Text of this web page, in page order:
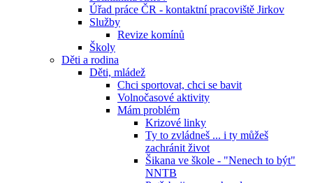
Úřad práce ČR - kontaktní pracoviště Jirkov
Služby
Revize komínů
Školy
Děti a rodina
Děti, mládež
Chci sportovat, chci se bavit
Volnočasové aktivity
Mám problém
Krizové linky
Ty to zvládneš ... i ty můžeš
zachránit život
Šikana ve škole - "Nenech to být"
NNTB